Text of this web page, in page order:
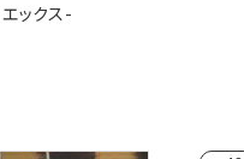
ックス-